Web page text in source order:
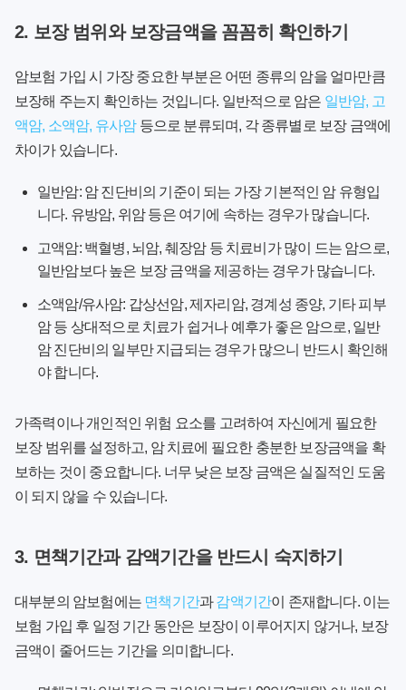
2. 보장 범위와 보장금액을 꼼꼼히 확인하기
암보험 가입 시 가장 중요한 부분은 어떤 종류의 암을 얼마만큼
보장해 주는지 확인하는 것입니다. 일반적으로 암은 일반암, 고
액암, 소액암, 유사암등으로 분류되며, 각 종류별로 보장 금액에
차이가 있습니다.
일반암:암 진단비의 기준이 되는 가장 기본적인 암 유형입
니다. 유방암, 위암 등은 여기에 속하는 경우가 많습니다.
고액암:백혈병, 뇌암, 췌장암 등 치료비가 많이 드는 암으로,
일반암보다 높은 보장 금액을 제공하는 경우가 많습니다.
소액암/유사암: 갑상선암, 제자리암, 경계성 종양, 기타 피부
암 등 상대적으로 치료가 쉽거나 예후가 좋은 암으로, 일반
암 진단비의 일부만 지급되는 경우가 많으니 반드시 확인해
야 합니다.
가족력이나 개인적인 위험 요소를 고려하여 자신에게 필요한
보장 범위를 설정하고, 암 치료에 필요한 충분한 보장금액을 확
보하는 것이 중요합니다. 너무 낮은 보장 금액은 실질적인 도움
이 되지 않을 수 있습니다.
3. 면책기간과 감액기간을 반드시 숙지하기
대부분의 암보험에는 면책기간과감액기간이 존재합니다. 이는
보험 가입 후 일정 기간 동안은 보장이 이루어지지 않거나, 보장
금액이 줄어드는 기간을 의미합니다.